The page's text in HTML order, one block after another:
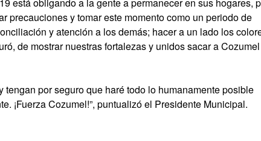
está obligando a la gente a permanecer en sus hogares,
precauciones y tomar este momento como un periodo de
y atención a los demás; hacer a un lado los
de mostrar nuestras fortalezas y unidos sacar a Cozumel
tengan por seguro que haré todo lo humanamente posible
¡Fuerza Cozumel!”, puntualizó el Presidente Municipal.